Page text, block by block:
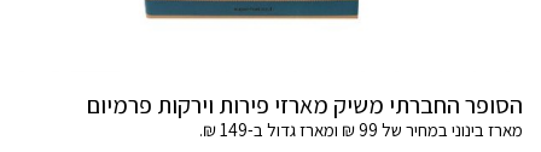
הסופר החברתי משיק מארזי פירות וירקות פרמיום
מארז בינוני במחיר של 99 ₪ ומארז גדול ב-149 ₪.